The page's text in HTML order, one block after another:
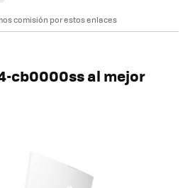
comisión por estos enlaces
cb0000ss al mejor